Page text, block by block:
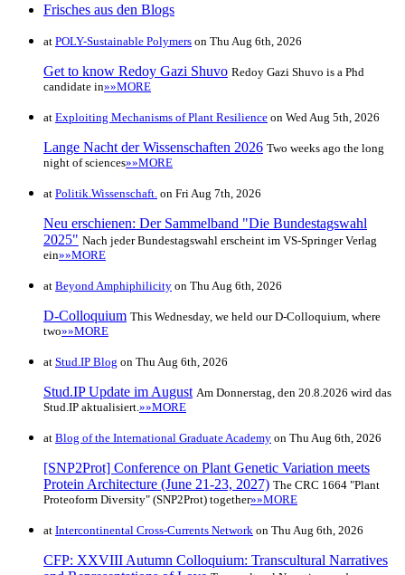
Frisches aus den Blogs
at POLY-Sustainable Polymers on Thu Aug 6th, 2026
Get to know Redoy Gazi Shuvo Redoy Gazi Shuvo is a Phd
candidate in»»MORE
at Exploiting Mechanisms of Plant Resilience on Wed Aug 5th, 2026
Lange Nacht der Wissenschaften 2026 Two weeks ago the long
night of sciences»»MORE
at Politik.Wissenschaft. on Fri Aug 7th, 2026
Neu erschienen: Der Sammelband "Die Bundestagswahl
2025" Nach jeder Bundestagswahl erscheint im VS-Springer Verlag
ein»»MORE
at Beyond Amphiphilicity on Thu Aug 6th, 2026
D-Colloquium This Wednesday, we held our D-Colloquium, where
two»»MORE
at Stud.IP Blog on Thu Aug 6th, 2026
Stud.IP Update im August Am Donnerstag, den 20.8.2026 wird das
Stud.IP aktualisiert. »»MORE
at Blog of the International Graduate Academy on Thu Aug 6th, 2026
[SNP2Prot] Conference on Plant Genetic Variation meets
Protein Architecture (June 21-23, 2027) The CRC 1664 "Plant
Proteoform Diversity" (SNP2Prot) together»»MORE
at Intercontinental Cross-Currents Network on Thu Aug 6th, 2026
CFP: XXVIII Autumn Colloquium: Transcultural Narratives